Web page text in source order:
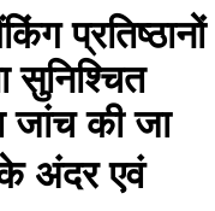
प्रतिष्ठानों
सुनिश्चित
जांच की जा
अंदर एवं